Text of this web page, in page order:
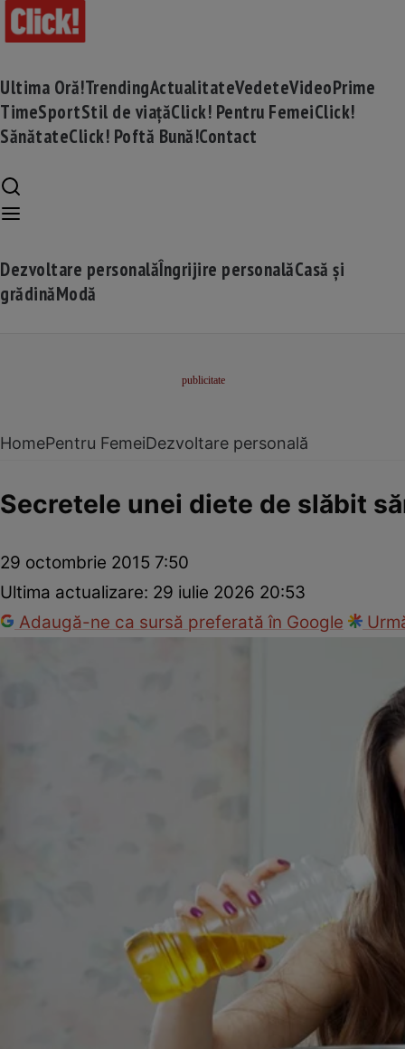
Ultima Oră!TrendingActualitateVedeteVideoPrime
TimeSportStil de viațăClick! Pentru FemeiClick!
SănătateClick! Poftă Bună!Contact
Dezvoltare personalăÎngrijire personalăCasă și
grădinăModă
HomePentru FemeiDezvoltare personală
Secretele unei diete de slăbit
29 octombrie 2015 7:50
Ultima actualizare: 29 iulie 2026 20:53
Adaugă-ne ca sursă preferată în Google